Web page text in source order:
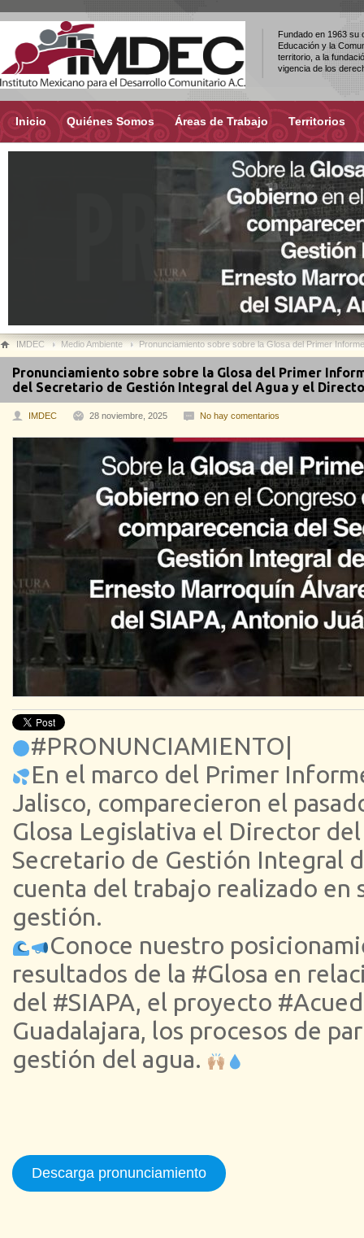
Fundado en 1963 su
Educación y la
territorio, a la
vigencia de los
Inicio Quiénes Somos Áreas de Trabajo Territorios
IMDEC Medio Ambiente Pronunciamiento sobre sobre la Glosa del Primer
Pronunciamiento sobre sobre la Glosa del Primer
del Secretario de Gestión Integral del Agua y el
IMDEC 28 noviembre, 2025 No hay comentarios
#PRONUNCIAMIENTO|
En el marco del Primer
Jalisco, comparecieron el
Glosa Legislativa el Director del
Secretario de Gestión Integral
cuenta del trabajo realizado en
gestión.
Conoce nuestro
resultados de la #Glosa en
del #SIAPA, el proyecto
Guadalajara, los procesos de
gestión del agua.
Descarga pronunciamiento